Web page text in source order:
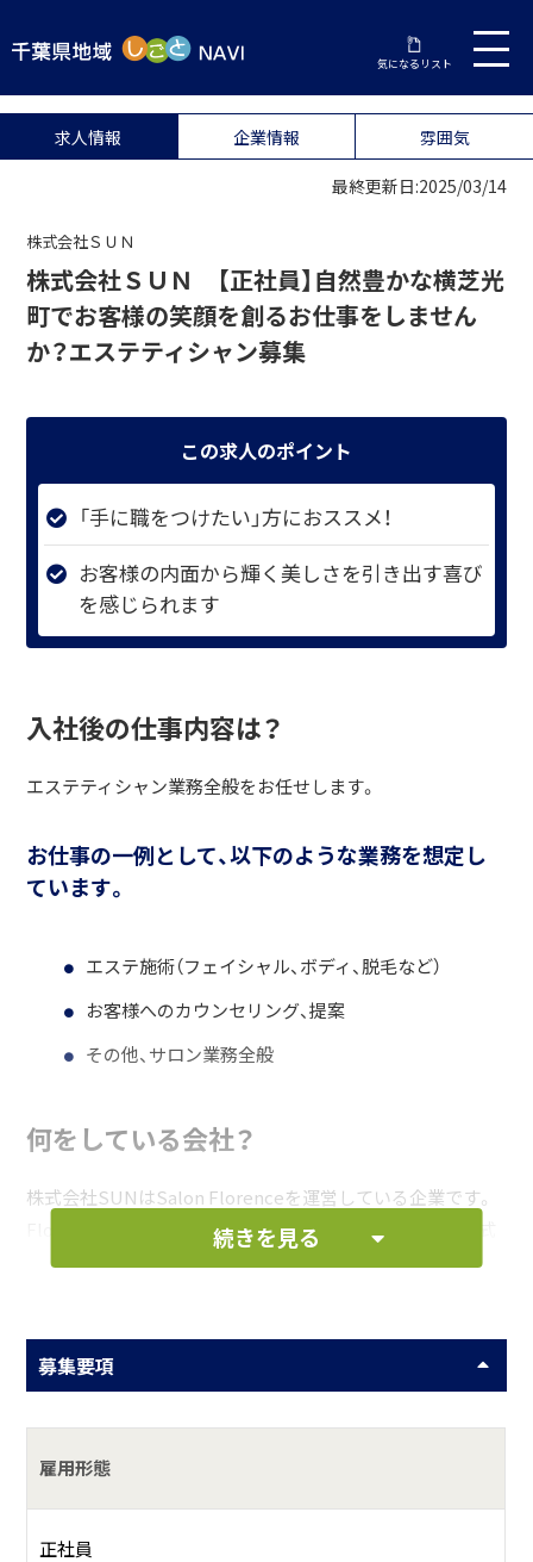
気になるリスト
求人情報 企業情報 雰囲気
最終更新日:2025/03/14
株式会社ＳＵＮ
株式会社ＳＵＮ 【正社員】自然豊かな横芝光
町でお客様の笑顔を創るお仕事をしません
か？エステティシャン募集
この求人のポイント
「手に職をつけたい」方におススメ！
お客様の内面から輝く美しさを引き出す喜び
を感じられます
入社後の仕事内容は？
エステティシャン業務全般をお任せします。
お仕事の一例として、以下のような業務を想定し
ています。
エステ施術（フェイシャル、ボディ、脱毛など）
お客様へのカウンセリング、提案
その他、サロン業務全般
何をしている会社？
株式会社SUNはSalon Florenceを運営している企業です。
Florenceでの施術はネイル・本格マシン痩身エステ・韓国式
肌質改善トリートメント【セルマン】・WAX・光脱毛ができる
全ての施術で心がけている事はお客様の『理想』を確実に叶
えられるように向き合っております。キレイになって笑顔が
増えるお手伝いができたら幸せをモットーに活動していま
す。
続きを見る
募集要項
雇用形態
正社員